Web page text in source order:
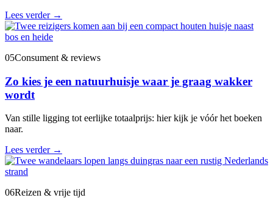
Lees verder →
05Consument & reviews
Zo kies je een natuurhuisje waar je graag wakker
wordt
Van stille ligging tot eerlijke totaalprijs: hier kijk je vóór het boeken
naar.
Lees verder →
06Reizen & vrije tijd